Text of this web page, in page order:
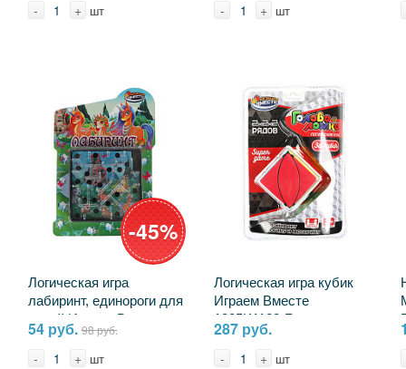
- + шт - + шт
-45%
Логическая игра
лабиринт, единороги для
детей Играем Вместе
0501K238-R4
54 руб.98 руб.
- + шт
Логическая игра кубик
Играем Вместе
1805K1128-R
287 руб.
- + шт